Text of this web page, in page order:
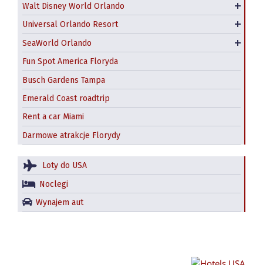
Walt Disney World Orlando
Parki wodne Disneya
Universal Orlando Resort
Universal CitiWalk
Volcano Bay
SeaWorld Orlando
Aquatica Orlando
Discovery Cove
Fun Spot America Floryda
Busch Gardens Tampa
Emerald Coast roadtrip
Rent a car Miami
Darmowe atrakcje Florydy
Loty do USA
Noclegi
Wynajem aut